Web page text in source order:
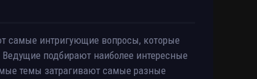
самые интригующие вопросы, которые
подбирают наиболее интересные
темы затрагивают самые разные